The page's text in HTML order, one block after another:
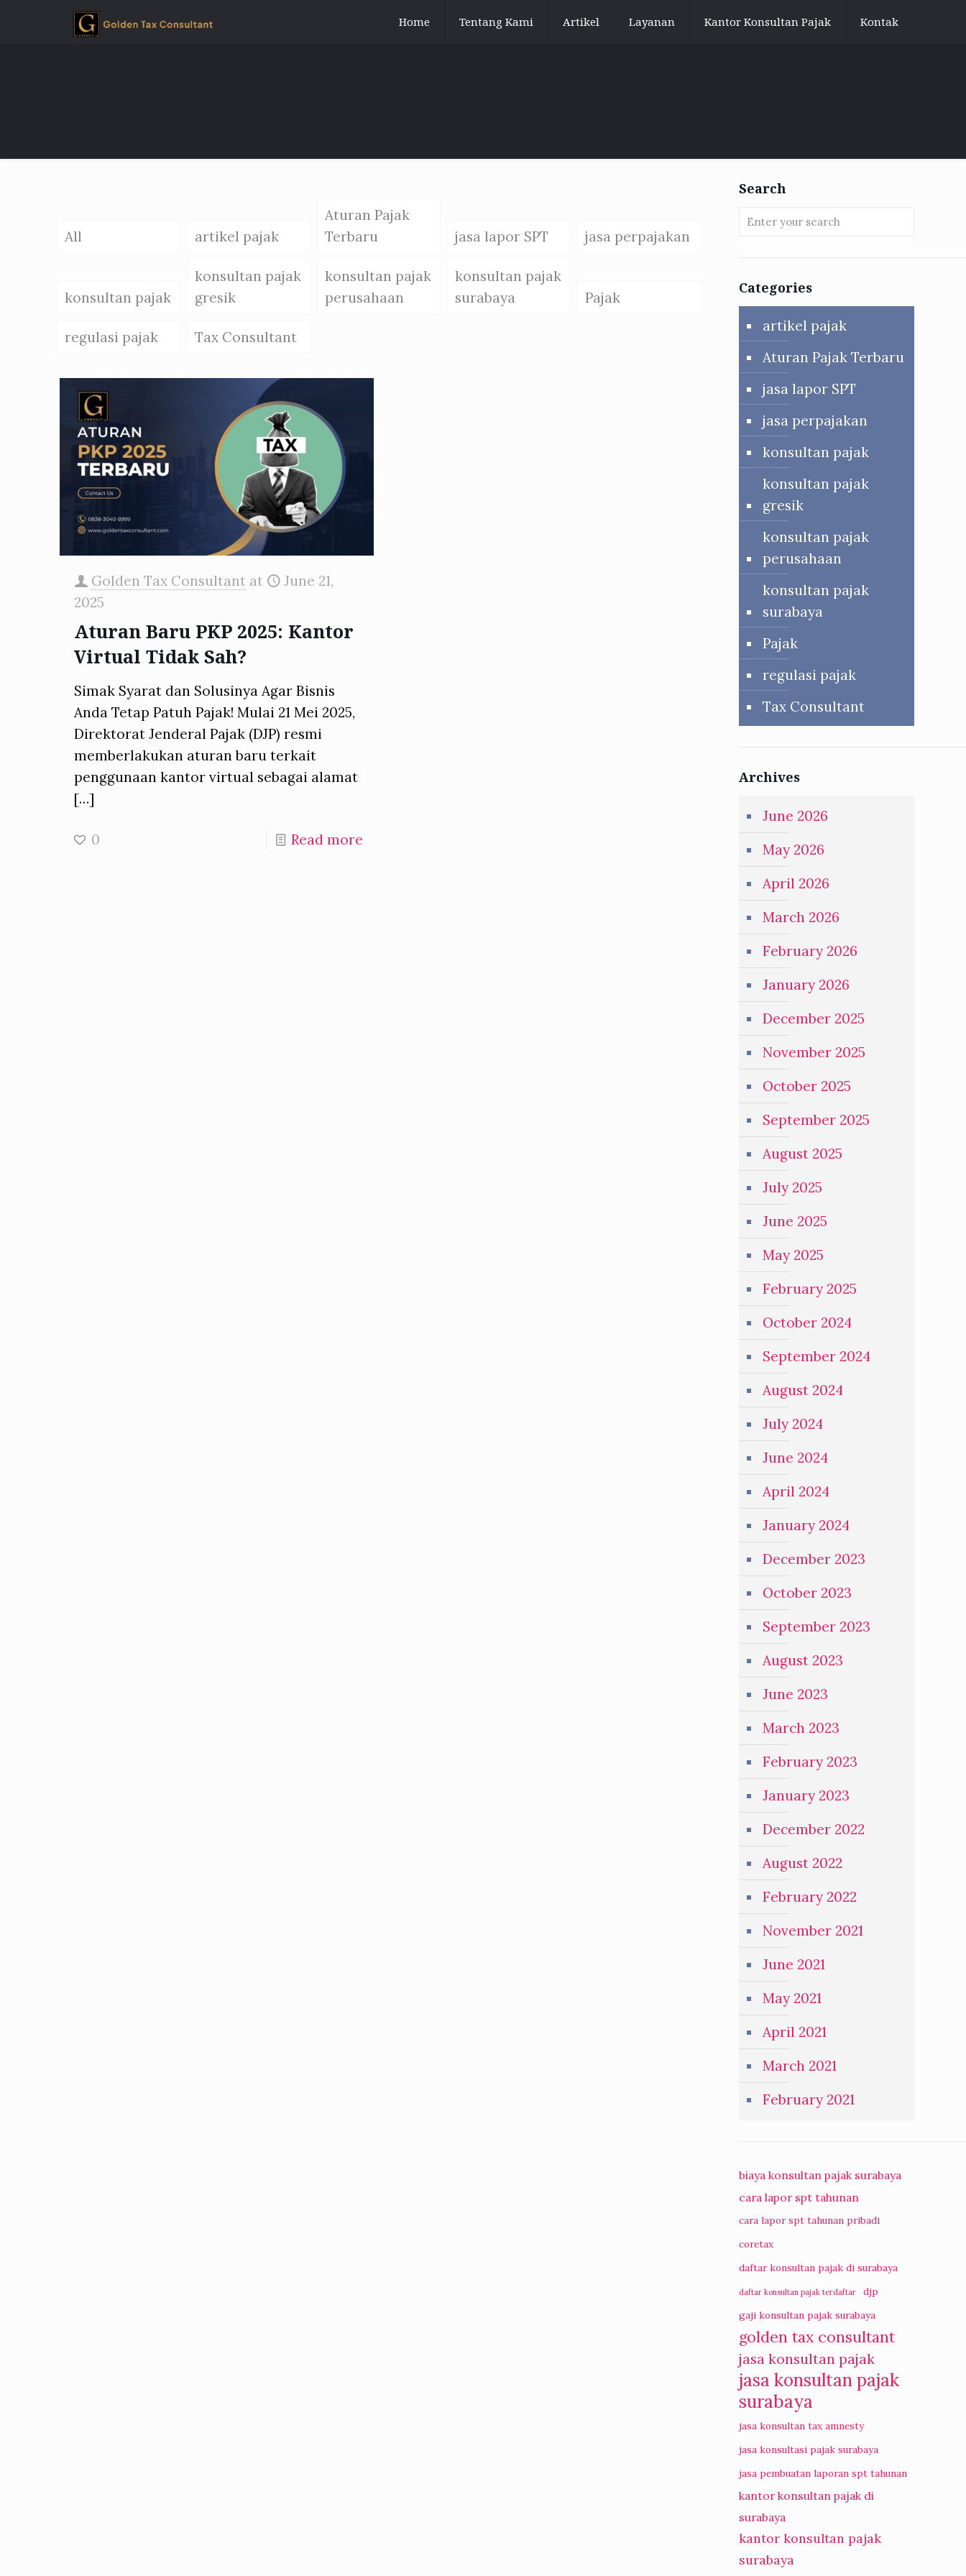
Home Tentang Kami Artikel Layanan Kantor Konsultan Pajak Kontak
All artikel pajak
Aturan Pajak
Terbaru
jasa lapor SPT jasa perpajakan
konsultan pajak
konsultan pajak
gresik
konsultan pajak
perusahaan
konsultan pajak
surabaya
Pajak
regulasi pajak Tax Consultant
Golden Tax Consultant at
June 21,
2025
Aturan Baru PKP 2025: Kantor
Virtual Tidak Sah?
Simak Syarat dan Solusinya Agar Bisnis
Anda Tetap Patuh Pajak! Mulai 21 Mei 2025,
Direktorat Jenderal Pajak (DJP) resmi
memberlakukan aturan baru terkait
penggunaan kantor virtual sebagai alamat
[…]
0 Read more
Search
Categories
artikel pajak
Aturan Pajak Terbaru
jasa lapor SPT
jasa perpajakan
konsultan pajak
konsultan pajak
gresik
konsultan pajak
perusahaan
konsultan pajak
surabaya
Pajak
regulasi pajak
Tax Consultant
Archives
June 2026
May 2026
April 2026
March 2026
February 2026
January 2026
December 2025
November 2025
October 2025
September 2025
August 2025
July 2025
June 2025
May 2025
February 2025
October 2024
September 2024
August 2024
July 2024
June 2024
April 2024
January 2024
December 2023
October 2023
September 2023
August 2023
June 2023
March 2023
February 2023
January 2023
December 2022
August 2022
February 2022
November 2021
June 2021
May 2021
April 2021
March 2021
February 2021
biaya konsultan pajak surabaya
cara lapor spt tahunan
cara lapor spt tahunan pribadi
coretax
daftar konsultan pajak di surabaya
daftar konsultan pajak terdaftar
djp
gaji konsultan pajak surabaya
golden tax consultant
jasa konsultan pajak
jasa konsultan pajak
surabaya
jasa konsultan tax amnesty
jasa konsultasi pajak surabaya
jasa pembuatan laporan spt tahunan
kantor konsultan pajak di
surabaya
kantor konsultan pajak
surabaya